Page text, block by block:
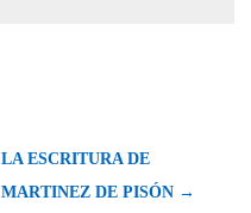
LA ESCRITURA DE
MARTINEZ DE PISÓN →